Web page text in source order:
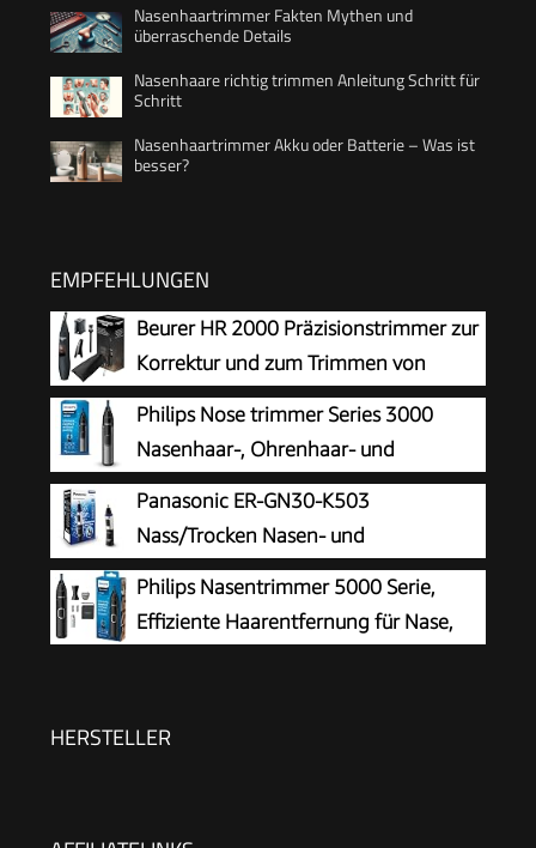
Nasenhaartrimmer Fakten Mythen und
überraschende Details
Nasenhaare richtig trimmen Anleitung Schritt für
Schritt
Nasenhaartrimmer Akku oder Batterie – Was ist
besser?
EMPFEHLUNGEN
Beurer HR 2000 Präzisionstrimmer zur
Korrektur und zum Trimmen von
Augenbrauen, Nasen- und Ohrhaaren,
inkl. Kammaufsatz und abnehmbarem
Schneidaufsatz
Philips Nose trimmer Series 3000
Nasenhaar-, Ohrenhaar- und
Augenbrauentrimmer mit
PrecisionTrim-Technologie (Modell NT3650/16)
Panasonic ER-GN30-K503
Nass/Trocken Nasen- und
Ohrhaartrimmer für Männer,
hypoallergene Zweifachklinge, Vortex-
Reinigungssystem, kabellos, Schwarz
Philips Nasentrimmer 5000 Serie,
Effiziente Haarentfernung für Nase,
NT5650/16
HERSTELLER